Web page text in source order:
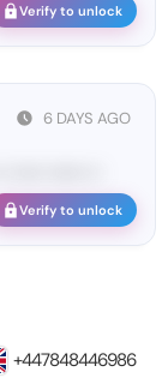
Verify to unlock
6 DAYS AGO
Verify to unlock
+447848446986